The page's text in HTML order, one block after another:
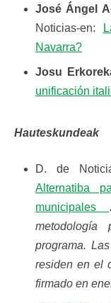
José Ángel
Noticias-en:
Navarra?
Josu
unificación
Hauteskundeak
D. de
Alternatiba
municipales .
programa.
residen en el
firmado en